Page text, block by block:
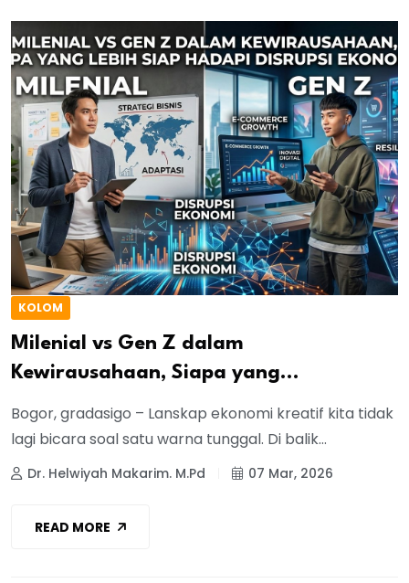
KOLOM
Milenial vs Gen Z dalam
Kewirausahaan, Siapa yang...
Bogor, gradasigo – Lanskap ekonomi kreatif kita tidak
lagi bicara soal satu warna tunggal. Di balik...
Dr. Helwiyah Makarim. M.Pd 07 Mar, 2026
READ MORE